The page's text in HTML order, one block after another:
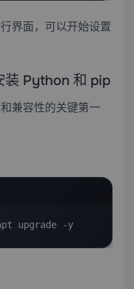
界面，可以开始设置
装 Python 和 pip
兼容性的关键第一
upgrade -y